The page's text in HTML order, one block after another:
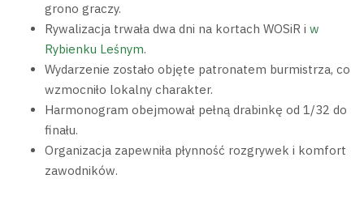
grono graczy.
Rywalizacja trwała dwa dni na kortach WOSiR i w
Rybienku Leśnym.
Wydarzenie zostało objęte patronatem burmistrza, co
wzmocniło lokalny charakter.
Harmonogram obejmował pełną drabinkę od 1/32 do
finału.
Organizacja zapewniła płynność rozgrywek i komfort
zawodników.